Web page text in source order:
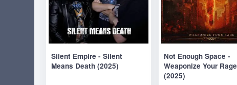
Silent Empire - Silent
Means Death (2025)
Not Enough Space -
Weaponize Your Rage
(2025)